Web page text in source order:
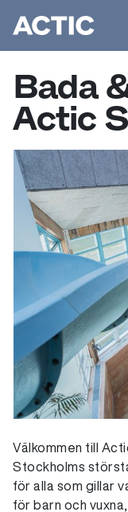
Bada
Actic
Välkommen till
Stockholms
för alla som gillar
för barn och